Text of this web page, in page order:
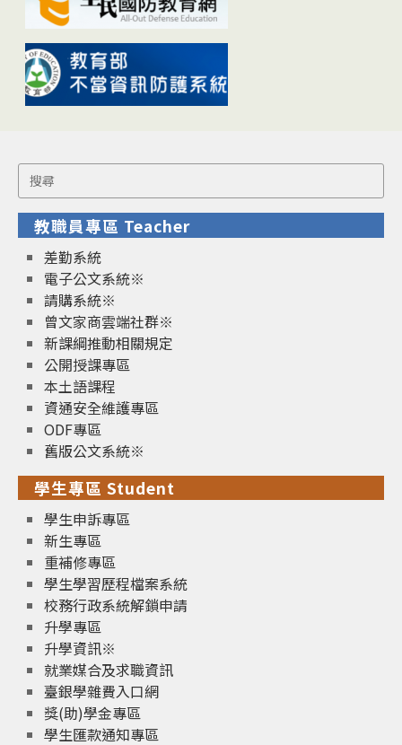
Search
for:
教職員專區 Teacher
差勤系統
電子公文系統※
請購系統※
曾文家商雲端社群※
新課綱推動相關規定
公開授課專區
本土語課程
資通安全維護專區
ODF專區
舊版公文系統※
學生專區 Student
學生申訴專區
新生專區
重補修專區
學生學習歷程檔案系統
校務行政系統解鎖申請
升學專區
升學資訊※
就業媒合及求職資訊
臺銀學雜費入口網
獎(助)學金專區
學生匯款通知專區